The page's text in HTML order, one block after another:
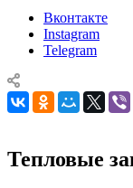
Вконтакте
Instagram
Telegram
Тепловые